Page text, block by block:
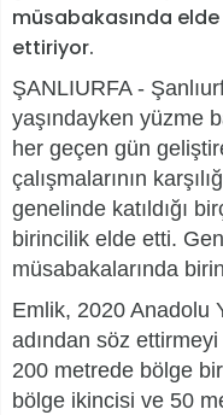
müsabakasında
ettiriyor.
ŞANLIURFA -
yaşındayken yüzme
her geçen gün
çalışmalarının
genelinde katıldığı
birincilik elde etti.
müsabakalarında
Emlik, 2020 Anadolu
adından söz
200 metrede bölge
bölge ikincisi ve 50